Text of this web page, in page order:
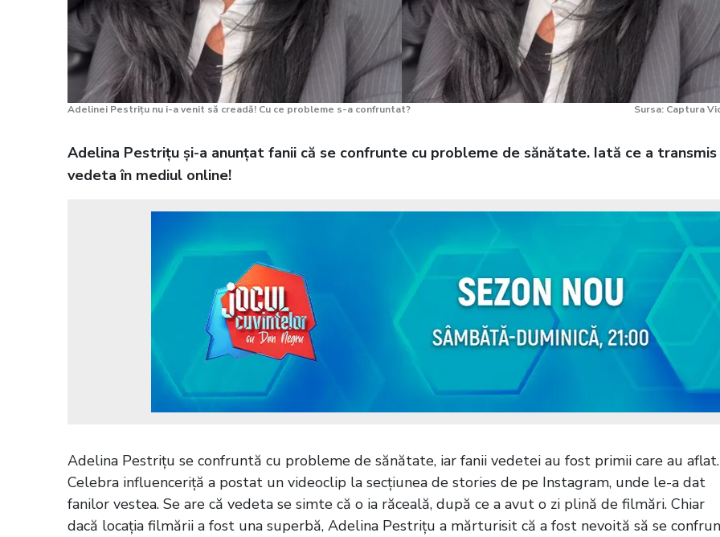
Adelinei Pestrițu nu i-a venit să creadă! Cu ce probleme s-a confruntat? Sursa: Captura
Adelina Pestrițu și-a anunțat fanii că se confrunte cu probleme de sănătate. Iată ce a transmis
vedeta în mediul online!
Adelina Pestrițu se confruntă cu probleme de sănătate, iar fanii vedetei au fost primii care au aflat.
Celebra influenceriță a postat un videoclip la secțiunea de stories de pe Instagram, unde le-a dat
fanilor vestea. Se are că vedeta se simte că o ia răceală, după ce a avut o zi plină de filmări. Chiar
dacă locația filmării a fost una superbă, Adelina Pestrițu a mărturisit că a fost nevoită să se